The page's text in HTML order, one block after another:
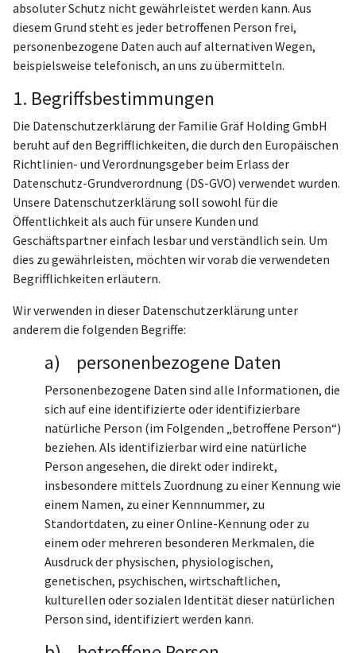
absoluter Schutz nicht gewährleistet werden kann. Aus
diesem Grund steht es jeder betroffenen Person frei,
personenbezogene Daten auch auf alternativen Wegen,
beispielsweise telefonisch, an uns zu übermitteln.
1. Begriffsbestimmungen
Die Datenschutzerklärung der Familie Gräf Holding GmbH
beruht auf den Begrifflichkeiten, die durch den Europäischen
Richtlinien- und Verordnungsgeber beim Erlass der
Datenschutz-Grundverordnung (DS-GVO) verwendet wurden.
Unsere Datenschutzerklärung soll sowohl für die
Öffentlichkeit als auch für unsere Kunden und
Geschäftspartner einfach lesbar und verständlich sein. Um
dies zu gewährleisten, möchten wir vorab die verwendeten
Begrifflichkeiten erläutern.
Wir verwenden in dieser Datenschutzerklärung unter
anderem die folgenden Begriffe:
a) personenbezogene Daten
Personenbezogene Daten sind alle Informationen, die
sich auf eine identifizierte oder identifizierbare
natürliche Person (im Folgenden „betroffene Person“)
beziehen. Als identifizierbar wird eine natürliche
Person angesehen, die direkt oder indirekt,
insbesondere mittels Zuordnung zu einer Kennung wie
einem Namen, zu einer Kennnummer, zu
Standortdaten, zu einer Online-Kennung oder zu
einem oder mehreren besonderen Merkmalen, die
Ausdruck der physischen, physiologischen,
genetischen, psychischen, wirtschaftlichen,
kulturellen oder sozialen Identität dieser natürlichen
Person sind, identifiziert werden kann.